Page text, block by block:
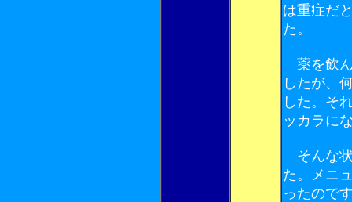
は重症だ
た。
薬を飲ん
したが、
した。そ
ッカラに
そんな状
た。メニ
ったので